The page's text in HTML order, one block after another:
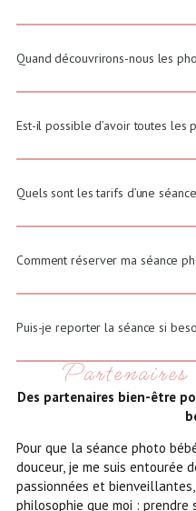
Quand découvrirons-nous les
Est-il possible d’avoir toutes les
Quels sont les tarifs d’une
Comment réserver ma séance
Puis-je reporter la séance si
Partenaires
Des partenaires bien-être
Pour que la séance photo
douceur, je me suis entourée
passionnées et
philosophie que moi : prendre